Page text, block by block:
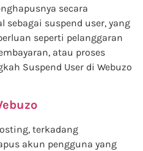
secara
sebagai suspend user, yang
seperti pelanggaran
atau proses
Suspend User di Webuzo
terkadang
akun pengguna yang